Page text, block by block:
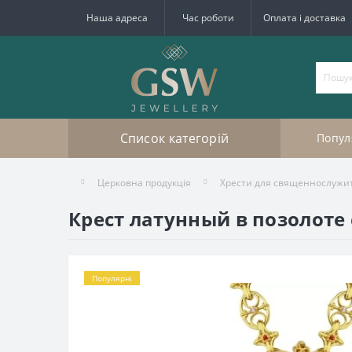
Наша адреса Час роботи Оплата і доставка
Список категорій
Церковна продукція Хрести для
Крест латунный в
Популярні